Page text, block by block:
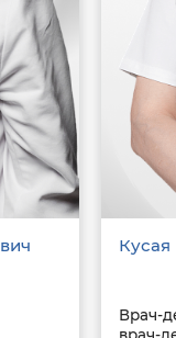
Кусая
Врач-